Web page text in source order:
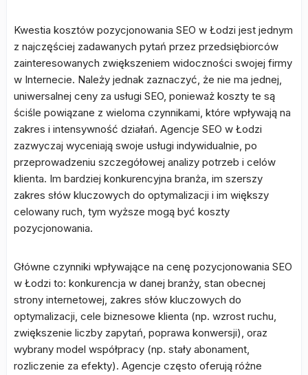
Kwestia kosztów pozycjonowania SEO w Łodzi jest jednym
z najczęściej zadawanych pytań przez przedsiębiorców
zainteresowanych zwiększeniem widoczności swojej firmy
w Internecie. Należy jednak zaznaczyć, że nie ma jednej,
uniwersalnej ceny za usługi SEO, ponieważ koszty te są
ściśle powiązane z wieloma czynnikami, które wpływają na
zakres i intensywność działań. Agencje SEO w Łodzi
zazwyczaj wyceniają swoje usługi indywidualnie, po
przeprowadzeniu szczegółowej analizy potrzeb i celów
klienta. Im bardziej konkurencyjna branża, im szerszy
zakres słów kluczowych do optymalizacji i im większy
celowany ruch, tym wyższe mogą być koszty
pozycjonowania.
Główne czynniki wpływające na cenę pozycjonowania SEO
w Łodzi to: konkurencja w danej branży, stan obecnej
strony internetowej, zakres słów kluczowych do
optymalizacji, cele biznesowe klienta (np. wzrost ruchu,
zwiększenie liczby zapytań, poprawa konwersji), oraz
wybrany model współpracy (np. stały abonament,
rozliczenie za efekty). Agencje często oferują różne